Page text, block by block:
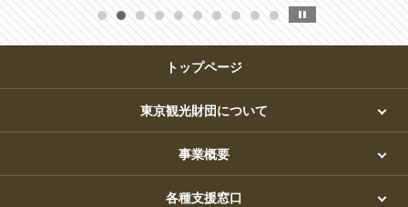
トップページ
東京観光財団について
事業概要
各種支援窓口